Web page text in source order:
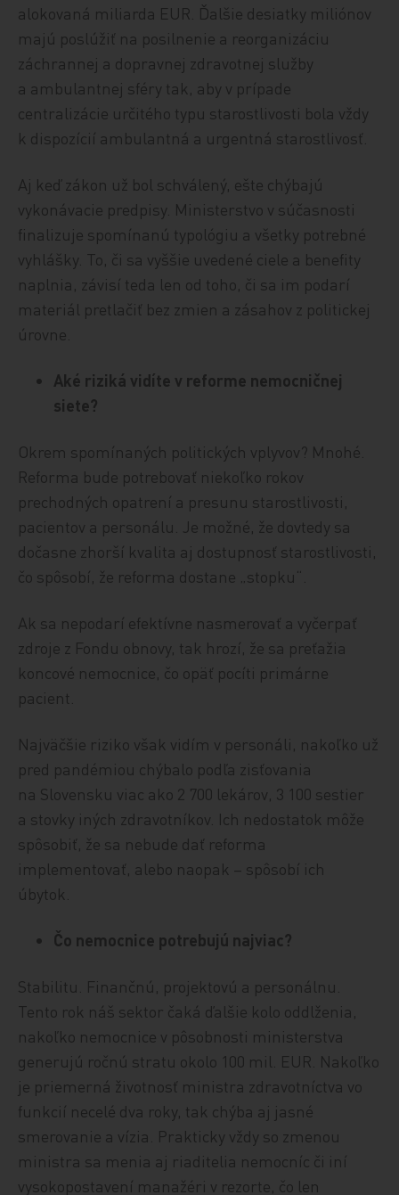
alokovaná miliarda EUR. Ďalšie desiatky miliónov
majú poslúžiť na posilnenie a reorganizáciu
záchrannej a dopravnej zdravotnej služby
a ambulantnej sféry tak, aby v prípade
centralizácie určitého typu starostlivosti bola vždy
k dispozícií ambulantná a urgentná starostlivosť.
Aj keď zákon už bol schválený, ešte chýbajú
vykonávacie predpisy. Ministerstvo v súčasnosti
finalizuje spomínanú typológiu a všetky potrebné
vyhlášky. To, či sa vyššie uvedené ciele a benefity
naplnia, závisí teda len od toho, či sa im podarí
materiál pretlačiť bez zmien a zásahov z politickej
úrovne.
Aké riziká vidíte v reforme nemocničnej
siete?
Okrem spomínaných politických vplyvov? Mnohé.
Reforma bude potrebovať niekoľko rokov
prechodných opatrení a presunu starostlivosti,
pacientov a personálu. Je možné, že dovtedy sa
dočasne zhorší kvalita aj dostupnosť starostlivosti,
čo spôsobí, že reforma dostane „stopku“.
Ak sa nepodarí efektívne nasmerovať a vyčerpať
zdroje z Fondu obnovy, tak hrozí, že sa preťažia
koncové nemocnice, čo opäť pocíti primárne
pacient.
Najväčšie riziko však vidím v personáli, nakoľko už
pred pandémiou chýbalo podľa zisťovania
na Slovensku viac ako 2 700 lekárov, 3 100 sestier
a stovky iných zdravotníkov. Ich nedostatok môže
spôsobiť, že sa nebude dať reforma
implementovať, alebo naopak – spôsobí ich
úbytok.
Čo nemocnice potrebujú najviac?
Stabilitu. Finančnú, projektovú a personálnu.
Tento rok náš sektor čaká ďalšie kolo oddlženia,
nakoľko nemocnice v pôsobnosti ministerstva
generujú ročnú stratu okolo 100 mil. EUR. Nakoľko
je priemerná životnosť ministra zdravotníctva vo
funkcií necelé dva roky, tak chýba aj jasné
smerovanie a vízia. Prakticky vždy so zmenou
ministra sa menia aj riaditelia nemocníc či iní
vysokopostavení manažéri v rezorte, čo len